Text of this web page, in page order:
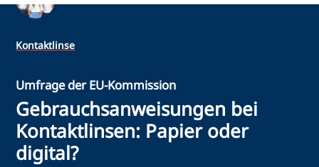
Kontaktlinse
Umfrage der EU-Kommission
Gebrauchsanweisungen bei
Kontaktlinsen: Papier oder
digital?